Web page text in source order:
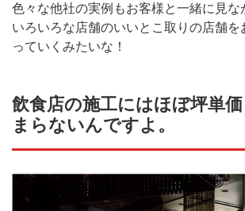
色々な他社の実例もお客様と一緒に見な
いろいろな店舗のいいとこ取りの店舗を
っていくみたいな！
飲食店の施工にはほぼ坪単
まらないんですよ。